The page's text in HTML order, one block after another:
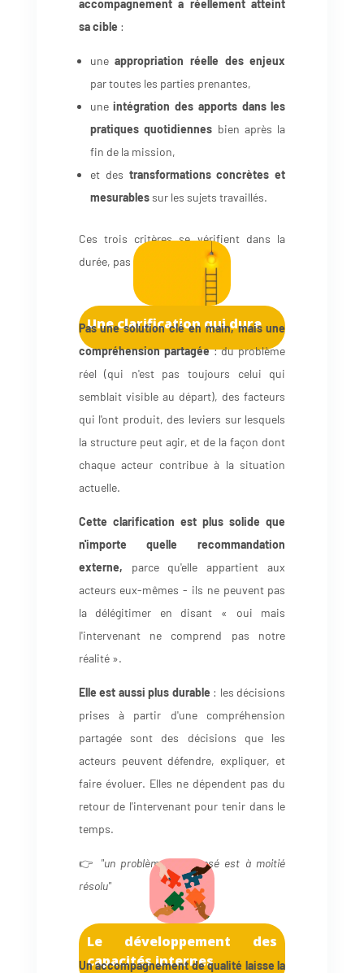
accompagnement a réellement atteint
sa cible :
uneappropriation réelle des enjeux
par toutes les parties prenantes,
uneintégration des apports dans les
pratiques quotidiennes bien après la
fin de la mission,
et des transformations concrètes et
mesurablessur les sujets travaillés.
Ces trois critères se vérifient dans la
durée, pas à chaud.
Une clarification qui dure
Pas une solution clé en main, mais une
compréhension partagée: du problème
réel (qui n'est pas toujours celui qui
semblait visible au départ), des facteurs
qui l'ont produit, des leviers sur lesquels
la structure peut agir, et de la façon dont
chaque acteur contribue à la situation
actuelle.
Cette clarification est plus solide que
n'importe quelle recommandation
externe, parce qu'elle appartient aux
acteurs eux-mêmes - ils ne peuvent pas
la délégitimer en disant « oui mais
l'intervenant ne comprend pas notre
réalité ».
Elle est aussi plus durable : les décisions
prises à partir d'une compréhension
partagée sont des décisions que les
acteurs peuvent défendre, expliquer, et
faire évoluer. Elles ne dépendent pas du
retour de l'intervenant pour tenir dans le
temps.
👉
"un problème bien posé est à moitié
résolu"
Le développement des
capacités internes
Un accompagnement de qualité laisse la